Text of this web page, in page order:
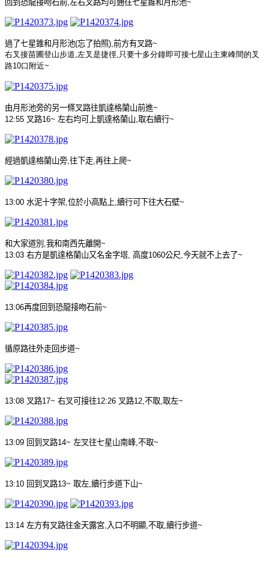
回到恐龍接吻石前 左右叉路均可通往七星錐和月形池~
過了七星錐和月形池(忘了拍照), 前方有叉路~
右叉接苗圃登山步道 左叉是捷徑 只要十多分鐘即可接七星山主東峰間的叉
路10口附近~
由月形池旁的另一條叉路往凱達格蘭山前進~
12:55 叉路16~ 左右均可上凱達格蘭山 取右續行~
經過凱達格蘭山旁 往下走 再往上爬~
13:00 水泥十字架 位於小高點上 續行可下往大石壁~
和大家道別 我和南西先離開~
13:03 右方是凱達格蘭山又名金字塔 高度1060公尺 今天就不上去了~
13:06再度回到恐龍接吻石前~
循原路往外走回步道~
13:08 叉路17~ 右叉可接往12:26 叉路12, 不取 取左~
13:09 回到叉路14~ 左叉往七星山南峰 不取~
13:10 回到叉路13~ 取左 續行步道下山~
13:14 左方有叉路往金天露宮 入口不明顯 不取 續行步道~